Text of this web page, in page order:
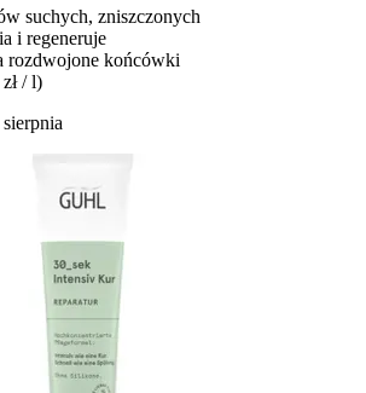
suchych, zniszczonych
i regeneruje
rozdwojone końcówki
/ l)